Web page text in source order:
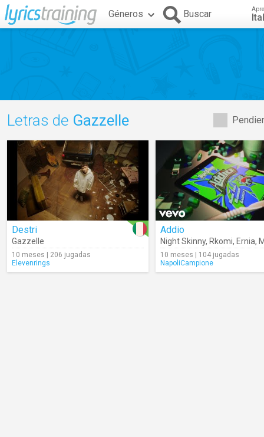
Géneros Buscar
Letras de Gazzelle
Destri
Gazzelle
10 meses | 206 jugadas
Elevenrings
Addio
Night Skinny, Rkomi, Ernia,
10 meses | 104 jugadas
NapoliCampione